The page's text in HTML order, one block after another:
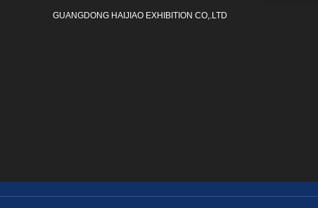
GUANGDONG HAIJIAO EXHIBITION CO,.LTD